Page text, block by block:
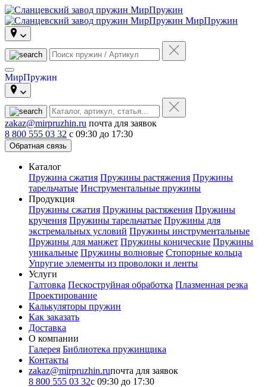
МирПружин
МирПружин
zakaz@mirpruzhin.ru почта для заявок
8 800 555 03 32 с 09:30 до 17:30
Обратная связь
Каталог
Пружина сжатия Пружины растяжения Пружины
тарельчатые Инструментальные пружины
Продукция
Пружины сжатия Пружины растяжения Пружины
кручения Пружины тарельчатые Пружины для
экстремальных условий Пружины инструментальные
Пружины для манжет Пружины конические Пружины
уникальные Пружины волновые Стопорные кольца
Упругие элементы из проволоки и ленты
Услуги
Галтовка Пескоструйная обработка Плазменная резка
Проектирование
Калькуляторы пружин
Как заказать
Доставка
О компании
Галерея Библиотека пружинщика
Контакты
zakaz@mirpruzhin.ruпочта для заявок
8 800 555 03 32с 09:30 до 17:30